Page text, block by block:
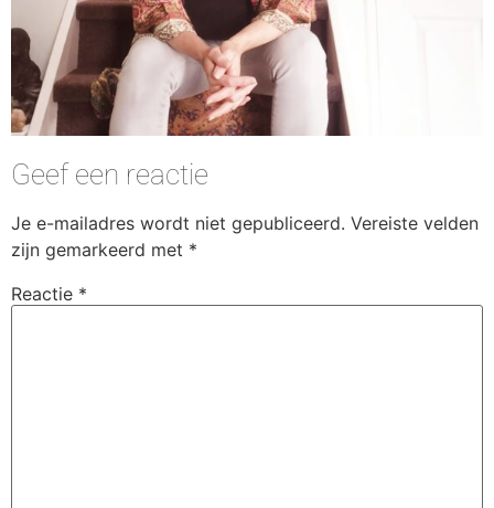
Geef een reactie
Je e-mailadres wordt niet gepubliceerd. Vereiste velden
zijn gemarkeerd met *
Reactie *